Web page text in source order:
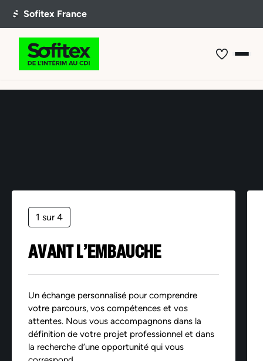
1 sur 4
AVANT L’EMBAUCHE
Un échange personnalisé pour comprendre
votre parcours, vos compétences et vos
attentes. Nous vous accompagnons dans la
définition de votre projet professionnel et dans
la recherche d’une opportunité qui vous